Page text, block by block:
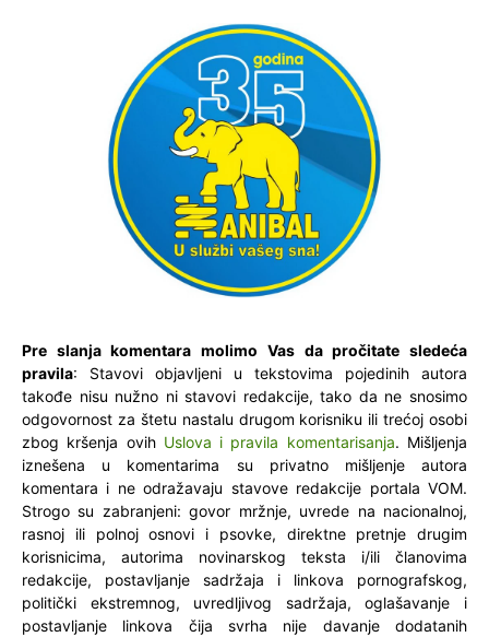
Pre slanja komentara molimo Vas da pročitate sledeća
pravila: Stavovi objavljeni u tekstovima pojedinih autora
takođe nisu nužno ni stavovi redakcije, tako da ne snosimo
odgovornost za štetu nastalu drugom korisniku ili trećoj osobi
zbog kršenja ovih Uslova i pravila komentarisanja. Mišljenja
iznešena u komentarima su privatno mišljenje autora
komentara i ne odražavaju stavove redakcije portala VOM.
Strogo su zabranjeni: govor mržnje, uvrede na nacionalnoj,
rasnoj ili polnoj osnovi i psovke, direktne pretnje drugim
korisnicima, autorima novinarskog teksta i/ili članovima
redakcije, postavljanje sadržaja i linkova pornografskog,
politički ekstremnog, uvredljivog sadržaja, oglašavanje i
postavljanje linkova čija svrha nije davanje dodatanih